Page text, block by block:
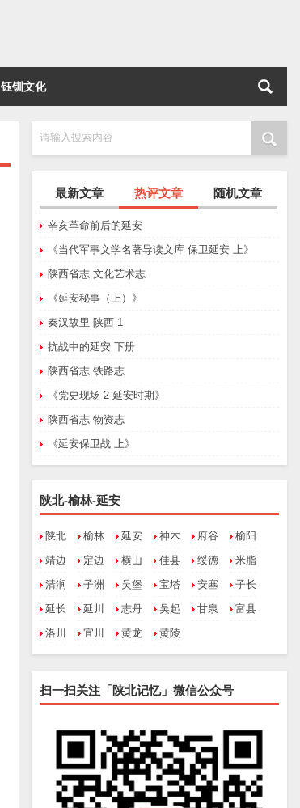
钰钏文化
请输入搜索内容
最新文章 热评文章 随机文章
辛亥革命前后的延安
《当代军事文学名著导读文库 保卫延安 上》
陕西省志 文化艺术志
《延安秘事（上）》
秦汉故里 陕西 1
抗战中的延安 下册
陕西省志 铁路志
《党史现场 2 延安时期》
陕西省志 物资志
《延安保卫战 上》
陕北-榆林-延安
陕北 榆林 延安 神木 府谷
榆阳
靖边
定边 横山 佳县 绥德
米脂
清涧
子洲 吴堡 宝塔 安塞
子长
延长
延川 志丹 吴起 甘泉
富县
洛川
宜川 黄龙 黄陵
扫一扫关注「陕北记忆」微信公众号